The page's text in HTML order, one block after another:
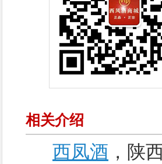
相关介绍
西凤酒 ，陕